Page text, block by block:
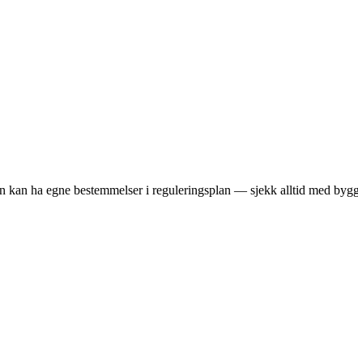
ha egne bestemmelser i reguleringsplan — sjekk alltid med